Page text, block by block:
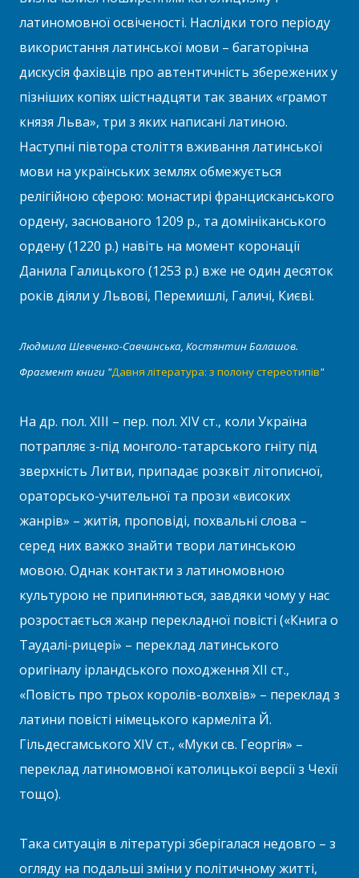
латиномовної освіченості. Наслідки того періоду
використання латинської мови – багаторічна
дискусія фахівців про автентичність збережених у
пізніших копіях шістнадцяти так званих «грамот
князя Льва», три з яких написані латиною.
Наступні півтора століття вживання латинської
мови на українських землях обмежується
релігійною сферою: монастирі францисканського
ордену, заснованого 1209 р., та домініканського
ордену (1220 р.) навіть на момент коронації
Данила Галицького (1253 р.) вже не один десяток
років діяли у Львові, Перемишлі, Галичі, Києві.
Людмила Шевченко-Савчинська, Костянтин Балашов.
Фрагмент книги "Давня література: з полону стереотипів"
На др. пол. XIII – пер. пол. ХІV ст., коли Україна
потрапляє з-під монголо-татарського гніту під
зверхність Литви, припадає розквіт літописної,
ораторсько-учительної та прози «високих
жанрів» – житія, проповіді, похвальні слова –
серед них важко знайти твори латинською
мовою. Однак контакти з латиномовною
культурою не припиняються, завдяки чому у нас
розростається жанр перекладної повісті («Книга о
Таудалі-рицері» – переклад латинського
оригіналу ірландського походження XII ст.,
«Повість про трьох королів-волхвів» – переклад з
латини повісті німецького кармеліта Й.
Гільдесгамського XIV ст., «Муки св. Георгія» –
переклад латиномовної католицької версії з Чехії
тощо).
Така ситуація в літературі зберігалася недовго – з
огляду на подальші зміни у політичному житті,